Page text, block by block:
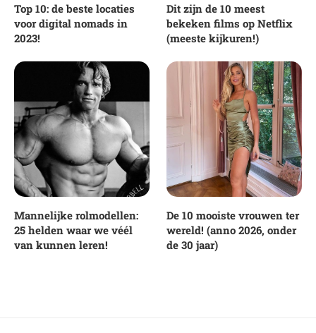
Top 10: de beste locaties
voor digital nomads in
2023!
Dit zijn de 10 meest
bekeken films op Netflix
(meeste kijkuren!)
Mannelijke rolmodellen:
25 helden waar we véél
van kunnen leren!
De 10 mooiste vrouwen ter
wereld! (anno 2026, onder
de 30 jaar)